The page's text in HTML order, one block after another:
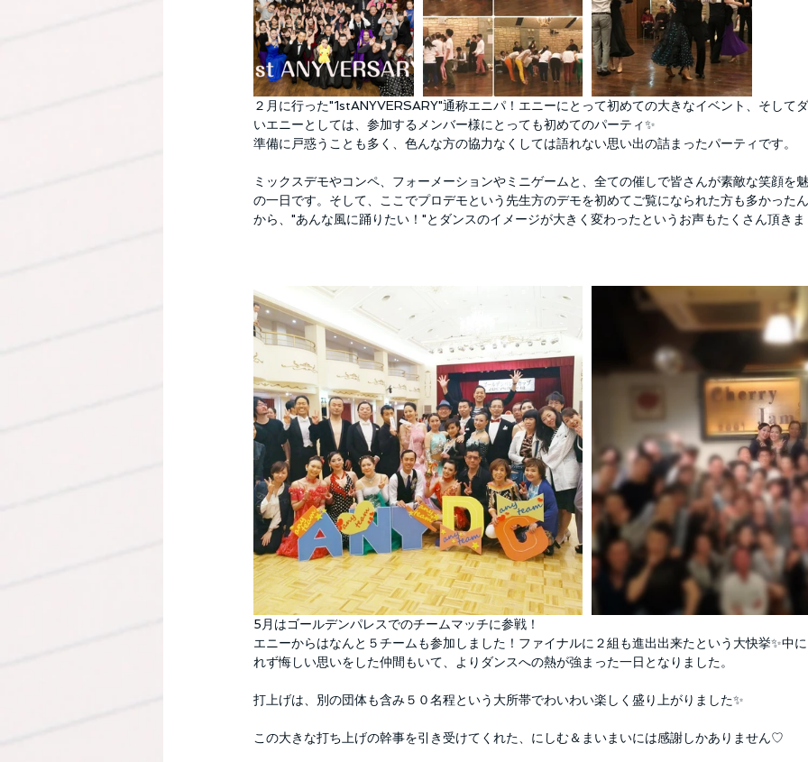
２月に行った"1stANYVERSARY"通称エニパ！エニーにとって初めての大きなイベント、そして
いエニーとしては、参加するメンバー様にとっても初めてのパーティ✨
準備に戸惑うことも多く、色んな方の協力なくしては語れない思い出の詰まったパーティです。
ミックスデモやコンペ、フォーメーションやミニゲームと、全ての催しで皆さんが素敵な笑顔を
の一日です。そして、ここでプロデモという先生方のデモを初めてご覧になられた方も多かった
から、"あんな風に踊りたい！"とダンスのイメージが大きく変わったというお声もたくさん頂き
5月はゴールデンパレスでのチームマッチに参戦！
エニーからはなんと５チームも参加しました！ファイナルに２組も進出出来たという大快挙✨中
れず悔しい思いをした仲間もいて、よりダンスへの熱が強まった一日となりました。
打上げは、別の団体も含み５０名程という大所帯でわいわい楽しく盛り上がりました✨
この大きな打ち上げの幹事を引き受けてくれた、にしむ＆まいまいには感謝しかありません♡